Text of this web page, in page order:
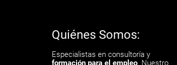
Quiénes Somos:
Especialistas en consultoría y
formación para el empleo. Nuestro